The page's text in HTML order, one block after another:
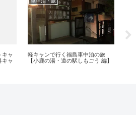
キャ
キャ
軽キャンで行く福島車中泊の旅
【小鹿の湯・道の駅しもごう 編】